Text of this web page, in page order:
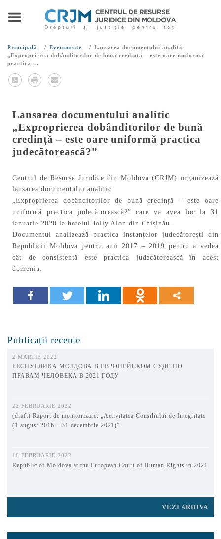
Principală / Evenimente / Lansarea documentului analitic
„Exproprierea dobânditorilor de bună credință – este oare uniformă
practica ...
Lansarea documentului analitic
„Exproprierea dobânditorilor de bună
credință – este oare uniformă practica
judecătorească?”
Centrul de Resurse Juridice din Moldova (CRJM) organizează
lansarea documentului analitic
„Exproprierea dobânditorilor de bună credință – este oare
uniformă practica judecătorească?” care va avea loc la 31
ianuarie 2020 la hotelul Jolly Alon din Chișinău.
Documentul analizează practica instanțelor judecătorești din
Republicii Moldova pentru anii 2017 – 2019 pentru a vedea
cât de consistentă este practica judecătorească în acest
domeniu.
Publicații recente
2 MARTIE 2022
РЕСПУБЛИКА МОЛДОВА В ЕВРОПЕЙСКОМ СУДЕ ПО
ПРАВАМ ЧЕЛОВЕКА В 2021 ГОДУ
22 FEBRUARIE 2022
(draft) Raport de monitorizare: „Activitatea Consiliului de Integritate
(1 august 2016 – 31 decembrie 2021)”
16 FEBRUARIE 2022
Republic of Moldova at the European Court of Human Rights in 2021
VEZI ARHIVA